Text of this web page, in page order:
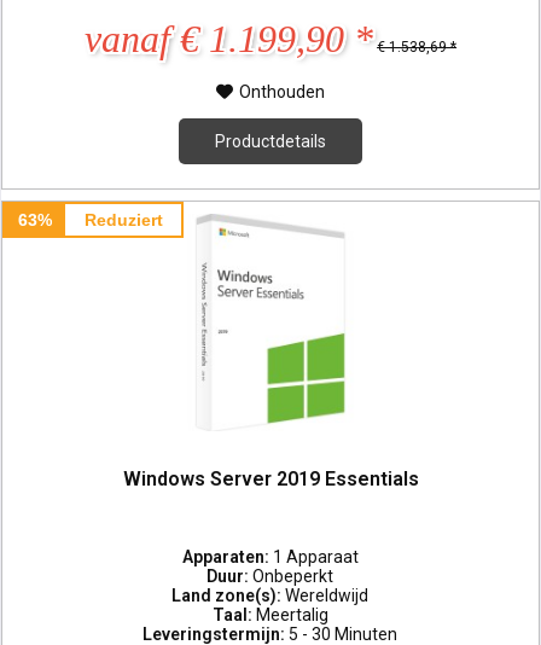
vanaf € 1.199,90 * € 1.538,69 *
Onthouden
Productdetails
63% Reduziert
Windows Server 2019 Essentials
Apparaten: 1 Apparaat
Duur:Onbeperkt
Land zone(s):Wereldwijd
Taal: Meertalig
Leveringstermijn: 5 - 30 Minuten